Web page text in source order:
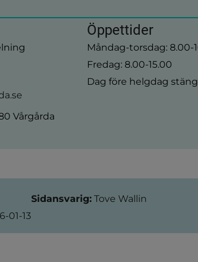
Vårgårda
Öppettider
Måndag-torsdag: 8.00-
Fredag: 8.00-15.00
Dag före helgdag
01-13
Sidansvarig: Tove Wallin